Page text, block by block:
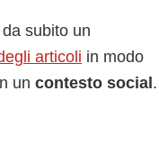
subito un
articoli in modo
un contesto social .